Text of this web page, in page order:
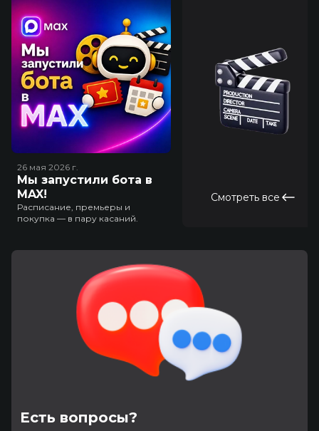
26 мая 2026 г.
Мы запустили бота в
MAX!
Расписание, премьеры и
покупка — в пару касаний.
Смотреть все
Есть вопросы?